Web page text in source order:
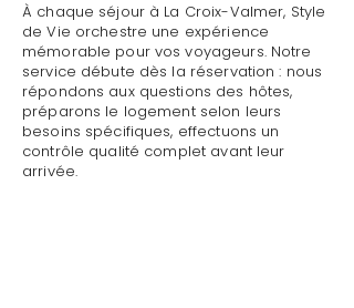
À chaque séjour à La Croix-Valmer, Style
de Vie orchestre une expérience
mémorable pour vos voyageurs. Notre
service débute dès la réservation : nous
répondons aux questions des hôtes,
préparons le logement selon leurs
besoins spécifiques, effectuons un
contrôle qualité complet avant leur
arrivée.